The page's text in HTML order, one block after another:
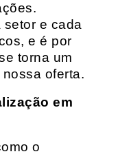
setor e cada
e é por
torna um
oferta.
em
o